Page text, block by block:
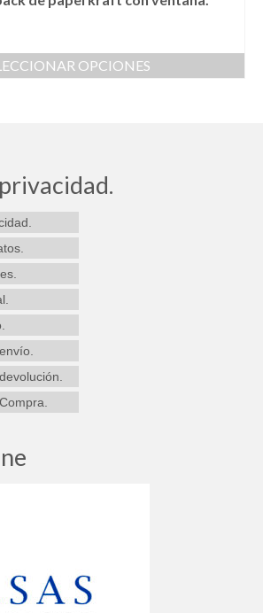
OPCIONES
Las
opciones
se
en
la
de
producto